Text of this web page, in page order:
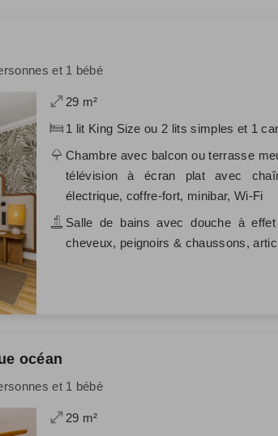
et 1 bébé
29 m²
1 lit King Size ou 2 lits simples et 1
Chambre avec balcon ou terrasse
télévision à écran plat avec
électrique, coffre-fort, minibar, Wi-Fi
Salle de bains avec douche à
cheveux, peignoirs & chaussons,
océan
et 1 bébé
29 m²